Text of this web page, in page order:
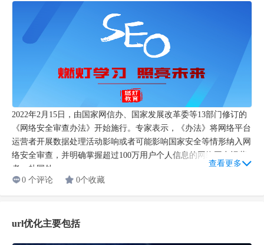
2022年2月15日，由国家网信办、国家发展改革委等13部门修订的
《网络安全审查办法》开始施行。专家表示，《办法》将网络平台
运营者开展数据处理活动影响或者可能影响国家安全等情形纳入网
络安全审查，并明确掌握超过100万用户个人信息的网络平台运营
者，赴国外...
查看更多
0 个评论
0个收藏
url优化主要包括